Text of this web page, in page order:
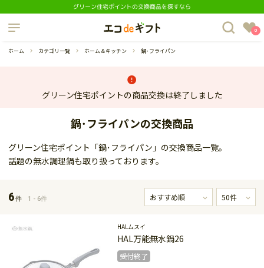
グリーン住宅ポイントの交換商品を探すなら
制度について
よくあるご質問 0
ダイニングセット
ホーム カテゴリ一覧 ホーム＆キッチン 鍋･フライパン
グリーン住宅ポイントの商品交換は終了しました
鍋･フライパンの交換商品
グリーン住宅ポイント「鍋･フライパン」の交換商品一覧。
話題の無水調理鍋も取り扱っております。
6件 1 - 6件
HALムスイ
HAL万能無水鍋26
受付終了